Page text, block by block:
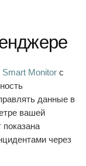
Smart Monitor с
данные в
вашей
через